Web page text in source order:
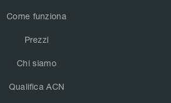
Come funziona
Prezzi
Chi siamo
Qualifica ACN